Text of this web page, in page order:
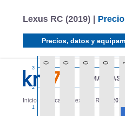
MARCAS
Inicio Marcas Lexus RC 2019
Lexus RC (2019) |
Precios, datos y
1
2
3
0 0 0 0